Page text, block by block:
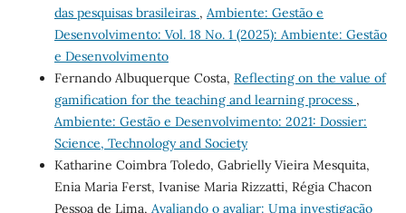
das pesquisas brasileiras , Ambiente: Gestão e
Desenvolvimento: Vol. 18 No. 1 (2025): Ambiente: Gestão
e Desenvolvimento
Fernando Albuquerque Costa, Reflecting on the value of
gamification for the teaching and learning process ,
Ambiente: Gestão e Desenvolvimento: 2021: Dossier:
Science, Technology and Society
Katharine Coimbra Toledo, Gabrielly Vieira Mesquita,
Enia Maria Ferst, Ivanise Maria Rizzatti, Régia Chacon
Pessoa de Lima, Avaliando o avaliar: Uma investigação